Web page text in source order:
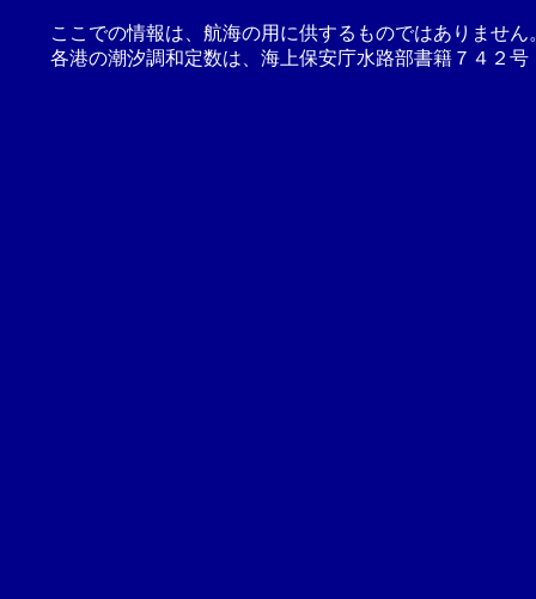
ここでの情報は、航海の用に供するものではありませ
各港の潮汐調和定数は、海上保安庁水路部書籍７４２